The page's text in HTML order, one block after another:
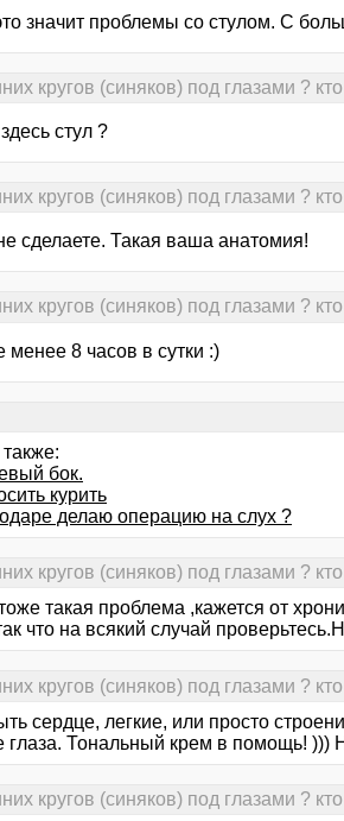
значит проблемы со стулом. С
кругов (синяков) под глазами ?
стул ?
кругов (синяков) под глазами ?
сделаете. Такая ваша анатомия!
кругов (синяков) под глазами ?
менее 8 часов в сутки :)
бок.
курить
делаю операцию на слух ?
кругов (синяков) под глазами ?
такая проблема ,кажется от
что на всякий случай
кругов (синяков) под глазами ?
сердце, легкие, или просто
глаза. Тональный крем в помощь! )))
кругов (синяков) под глазами ?